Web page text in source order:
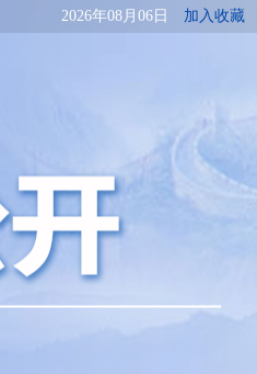
2026年08月06日 加入收藏